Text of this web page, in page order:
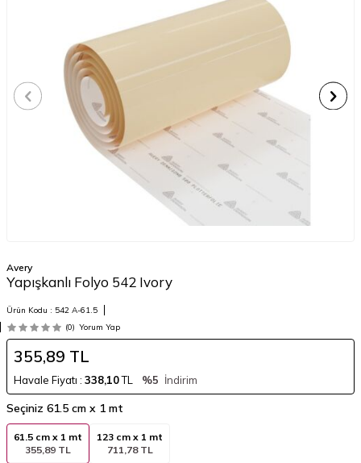
Avery
Yapışkanlı Folyo 542 Ivory
Ürün Kodu : 542 A-61.5
(0) Yorum Yap
355,89 TL
Havale Fiyatı : 338,10TL %5 İndirim
Seçiniz 61.5 cm x 1 mt
61.5 cm x 1 mt
355,89 TL
123 cm x 1 mt
711,78 TL